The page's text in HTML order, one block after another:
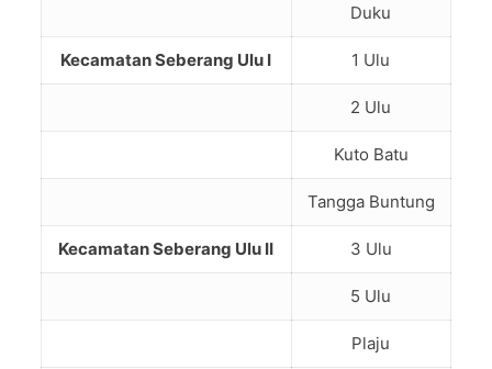
Duku
Kecamatan Seberang Ulu I 1 Ulu
2 Ulu
Kuto Batu
Tangga Buntung
Kecamatan Seberang Ulu II 3 Ulu
5 Ulu
Plaju